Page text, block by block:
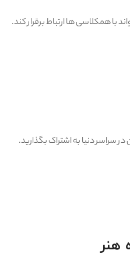
همکلاسی ها ارتباط برقرار کند.
سراسر دنیا به اشتراک بگذارید.
هنر